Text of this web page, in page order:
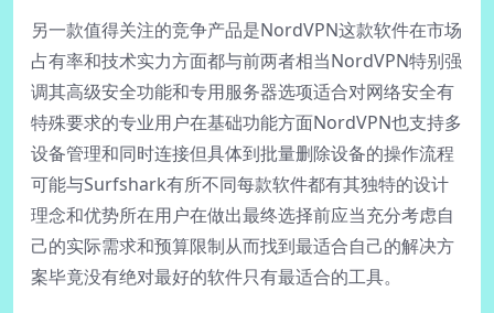
另一款值得关注的竞争产品是NordVPN这款软件在市场
占有率和技术实力方面都与前两者相当NordVPN特别强
调其高级安全功能和专用服务器选项适合对网络安全有
特殊要求的专业用户在基础功能方面NordVPN也支持多
设备管理和同时连接但具体到批量删除设备的操作流程
可能与Surfshark有所不同每款软件都有其独特的设计
理念和优势所在用户在做出最终选择前应当充分考虑自
己的实际需求和预算限制从而找到最适合自己的解决方
案毕竟没有绝对最好的软件只有最适合的工具。